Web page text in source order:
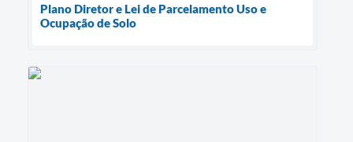
Plano Diretor e Lei de Parcelamento Uso e
Ocupação de Solo